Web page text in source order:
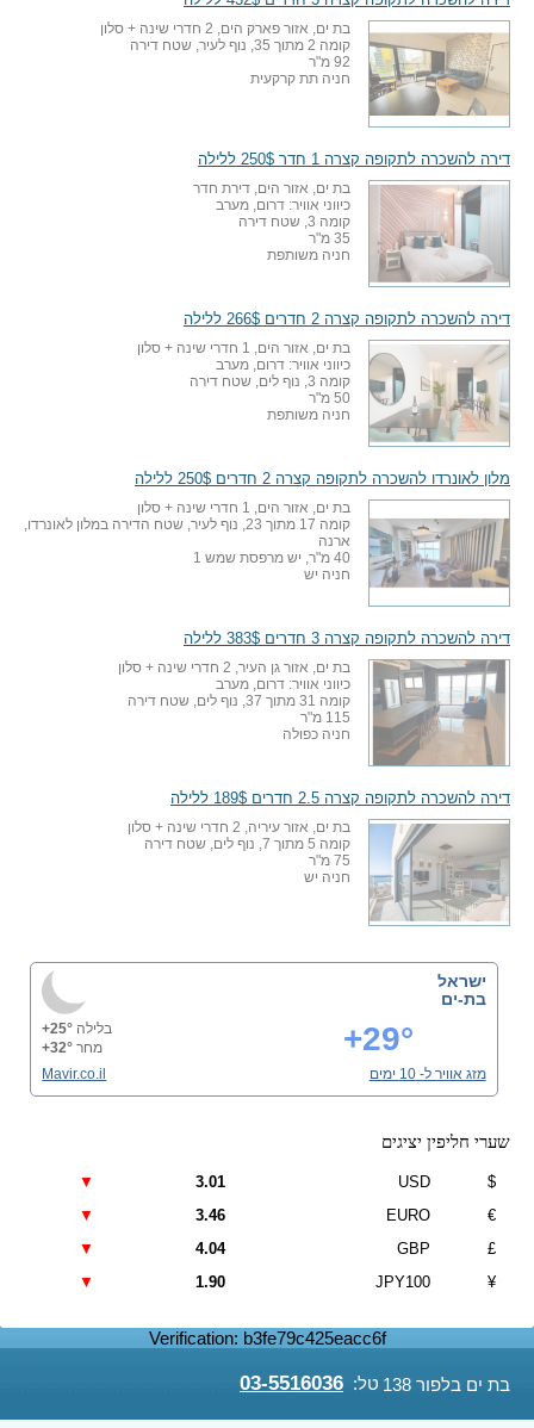
בת ים בלפור 138 טל: 03-5516036
בת ים, אזור פארק הים, 2 חדרי שינה + סלון
קומה 2 מתוך 35, נוף לעיר, שטח דירה
92 מ"ר
חניה תת קרקעית
דירה להשכרה לתקופה קצרה 1 חדר 250$ ללילה
בת ים, אזור הים, דירת חדר
כיווני אוויר: דרום, מערב
קומה 3, שטח דירה
35 מ"ר
חניה משותפת
דירה להשכרה לתקופה קצרה 2 חדרים 266$ ללילה
בת ים, אזור הים, 1 חדרי שינה + סלון
כיווני אוויר: דרום, מערב
קומה 3, נוף לים, שטח דירה
50 מ"ר
חניה משותפת
מלון לאונרדו להשכרה לתקופה קצרה 2 חדרים 250$ ללילה
בת ים, אזור הים, 1 חדרי שינה + סלון
קומה 17 מתוך 23, נוף לעיר, שטח הדירה במלון לאונרדו,
ארנה
40 מ"ר, יש מרפסת שמש 1
חניה יש
דירה להשכרה לתקופה קצרה 3 חדרים 383$ ללילה
בת ים, אזור גן העיר, 2 חדרי שינה + סלון
כיווני אוויר: דרום, מערב
קומה 31 מתוך 37, נוף לים, שטח דירה
115 מ"ר
חניה כפולה
דירה להשכרה לתקופה קצרה 2.5 חדרים 189$ ללילה
בת ים, אזור עיריה, 2 חדרי שינה + סלון
קומה 5 מתוך 7, נוף לים, שטח דירה
75 מ"ר
חניה יש
ישראל
בת-ים
+29° בלילה +25°
מחר +32°
מזג אוויר ל- 10 ימים
Mavir.co.il
שערי חליפין יציגים
$
USD
3.01
▼
€
EURO
3.46
▼
£
GBP
4.04
▼
¥
JPY100
1.90
▼
Verification: b3fe79c425eacc6f